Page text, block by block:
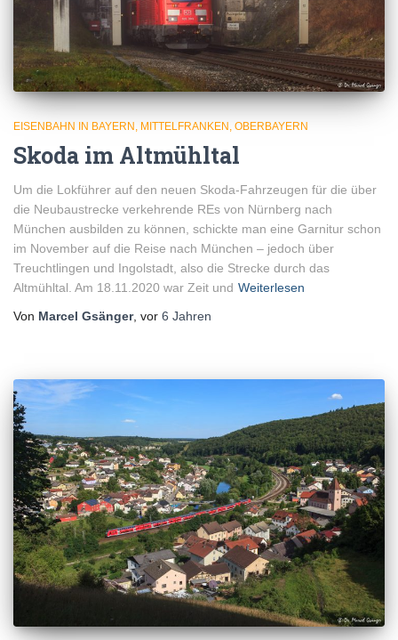
EISENBAHN IN BAYERN MITTELFRANKEN OBERBAYERN
Skoda im Altmühltal
Um die Lokführer auf den neuen Skoda-Fahrzeugen für die über
die Neubaustrecke verkehrende REs von Nürnberg nach
München ausbilden zu können, schickte man eine Garnitur schon
im November auf die Reise nach München – jedoch über
Treuchtlingen und Ingolstadt, also die Strecke durch das
Altmühltal. Am 18.11.2020 war Zeit und Weiterlesen
Von Marcel Gsänger, vor 6 Jahren